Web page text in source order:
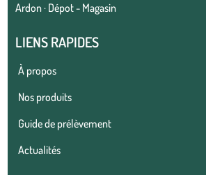
Ardon · Dépot - Magasin
LIENS RAPIDES
À propos
Nos produits
Guide de prélèvement
Actualités